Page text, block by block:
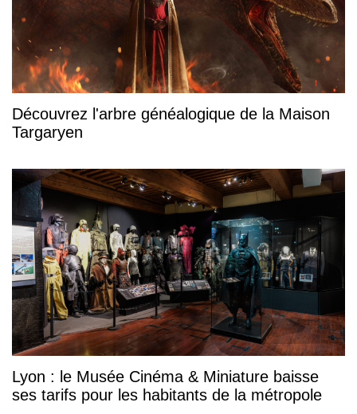
Découvrez l'arbre généalogique de la Maison
Targaryen
Lyon : le Musée Cinéma & Miniature baisse
ses tarifs pour les habitants de la métropole